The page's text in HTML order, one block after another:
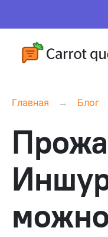
Главная Блог